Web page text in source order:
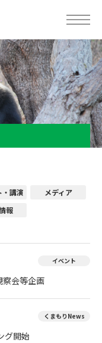
・講演
メディア
報
イベント
察会等企画
くまもりNews
グ開始